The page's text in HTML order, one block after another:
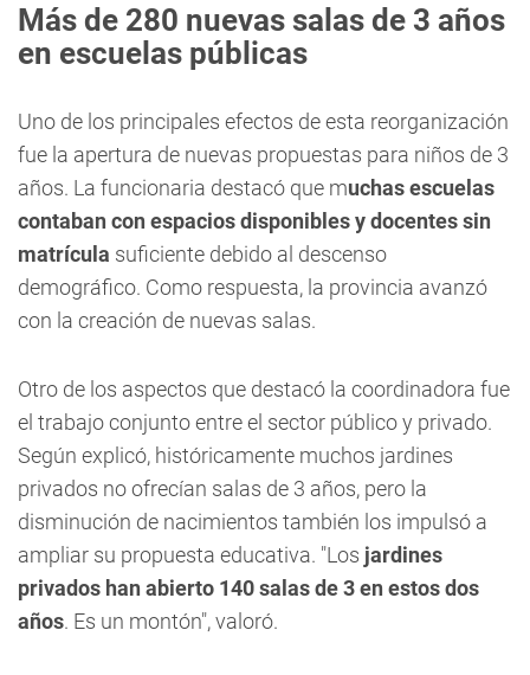
Más de 280 nuevas salas de 3 años
en escuelas públicas
Uno de los principales efectos de esta reorganización
fue la apertura de nuevas propuestas para niños de 3
años. La funcionaria destacó que muchas escuelas
contaban con espacios disponibles y docentes sin
matrícula suficiente debido al descenso
demográfico. Como respuesta, la provincia avanzó
con la creación de nuevas salas.
Otro de los aspectos que destacó la coordinadora fue
el trabajo conjunto entre el sector público y privado.
Según explicó, históricamente muchos jardines
privados no ofrecían salas de 3 años, pero la
disminución de nacimientos también los impulsó a
ampliar su propuesta educativa. "Los jardines
privados han abierto 140 salas de 3 en estos dos
años. Es un montón", valoró.